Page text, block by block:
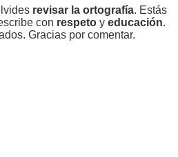
revisar la ortografía. Estás
con respeto y educación.
Gracias por comentar.